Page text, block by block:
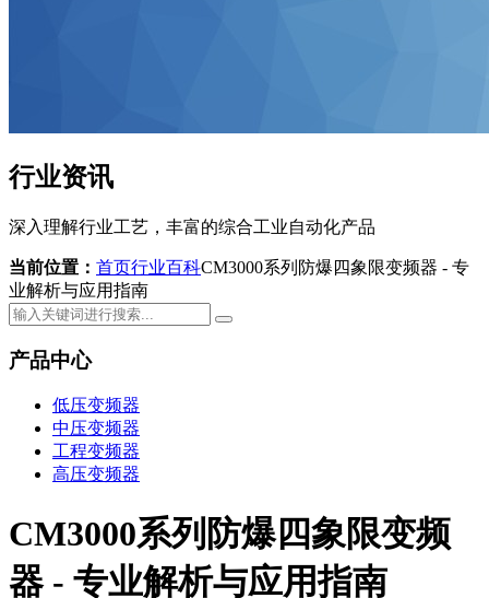
行业资讯
深入理解行业工艺，丰富的综合工业自动化产品
当前位置： 首页行业百科CM3000系列防爆四象限变频器 - 专
业解析与应用指南
产品中心
低压变频器
中压变频器
工程变频器
高压变频器
CM3000系列防爆四象限变频
器 - 专业解析与应用指南